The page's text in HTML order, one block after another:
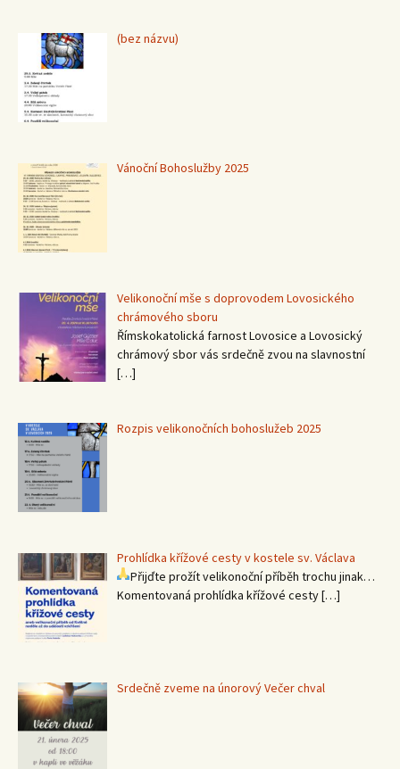
(bez názvu)Příspěvek
Vánoční Bohoslužby 2025
Velikonoční mše s doprovodem Lovosického
chrámového sboru
Římskokatolická farnost Lovosice a Lovosický
chrámový sbor vás srdečně zvou na slavnostní
[…]
Rozpis velikonočních bohoslužeb 2025
Prohlídka křížové cesty v kostele sv. Václava
Přijďte prožít velikonoční příběh trochu jinak…
Komentovaná prohlídka křížové cesty[…]
Srdečně zveme na únorový Večer chval